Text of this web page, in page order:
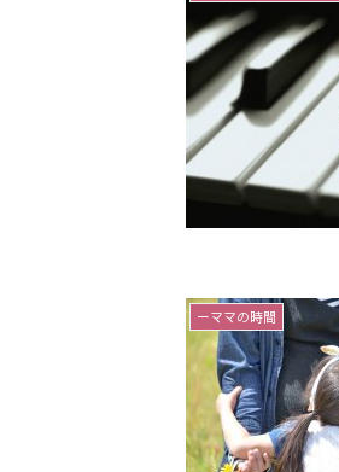
－ママの時間